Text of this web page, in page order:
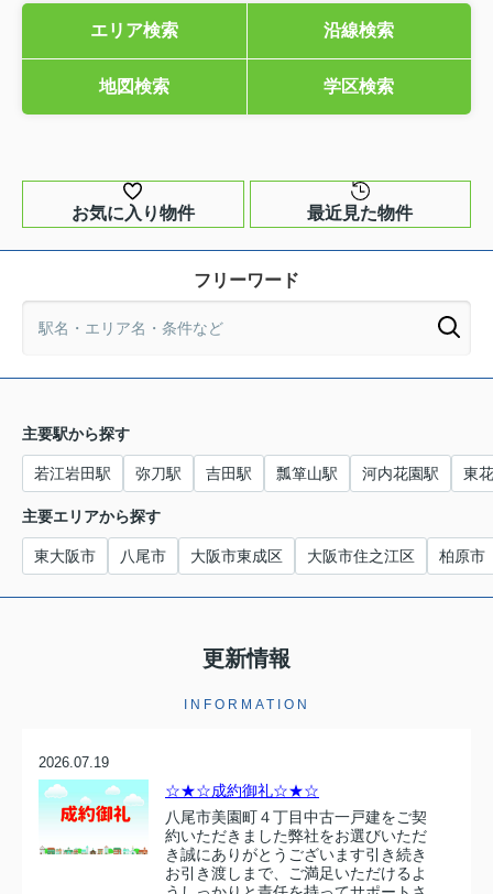
エリア検索 沿線検索
地図検索 学区検索
お気に入り物件 最近見た物件
フリーワード
主要駅から探す
若江岩田駅 弥刀駅 吉田駅 瓢箪山駅 河内花園駅 東
主要エリアから探す
東大阪市 八尾市 大阪市東成区 大阪市住之江区 柏原市
更新情報
INFORMATION
2026.07.19
☆★☆成約御礼☆★☆
八尾市美園町４丁目中古一戸建をご契
約いただきました弊社をお選びいただ
き誠にありがとうございます引き続き
お引き渡しまで、ご満足いただけるよ